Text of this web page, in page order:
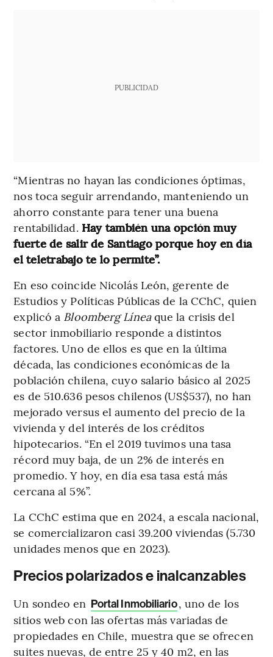
PUBLICIDAD
“Mientras no hayan las condiciones óptimas,
nos toca seguir arrendando, manteniendo un
ahorro constante para tener una buena
rentabilidad.Hay también una opción muy
fuerte de salir de Santiago porque hoy en día
el teletrabajo te lo permite”.
En eso coincide Nicolás León, gerente de
Estudios y Políticas Públicas de la CChC, quien
explicó a Bloomberg Líneaque la crisis del
sector inmobiliario responde a distintos
factores. Uno de ellos es que en la última
década, las condiciones económicas de la
población chilena, cuyo salario básico al 2025
es de 510.636 pesos chilenos (US$537), no han
mejorado versus el aumento del precio de la
vivienda y del interés de los créditos
hipotecarios. “En el 2019 tuvimos una tasa
récord muy baja, de un 2% de interés en
promedio. Y hoy, en día esa tasa está más
cercana al 5%”.
La CChC estima que en 2024, a escala nacional,
se comercializaron casi 39.200 viviendas (5.730
unidades menos que en 2023).
Precios polarizados e inalcanzables
Un sondeo en Portal Inmobiliario, uno de los
sitios web con las ofertas más variadas de
propiedades en Chile, muestra que se ofrecen
suites nuevas, de entre 25 y 40 m2, en las